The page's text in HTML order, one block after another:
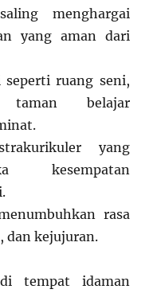
menghargai
yang aman dari
seperti ruang seni,
taman belajar
yang
kesempatan
rasa
dan kejujuran.
di tempat idaman